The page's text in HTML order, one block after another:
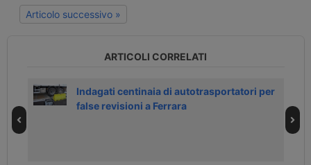
Articolo successivo »
ARTICOLI CORRELATI
Indagati centinaia di autotrasportatori per
false revisioni a Ferrara